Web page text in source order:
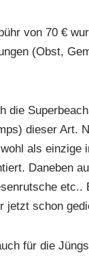
von 70 €
(Obst,
die
dieser Art.
als einzige
Daneben
jetzt schon
für die